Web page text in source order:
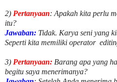
2) Pertanyaan: Apakah kita perlu
itu?
Jawaban: Tidak. Karya seni yang
Seperti kita memiliki operator
3) Pertanyaan: Barang apa yang
begitu saya menerimanya?